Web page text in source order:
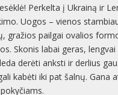
Perkelta į Ukrainą ir
Uogos – vienos
gražios pailgai ovalios
Skonis labai geras,
derėti anksti ir derlius
kabėti iki pat šalnų. Gana